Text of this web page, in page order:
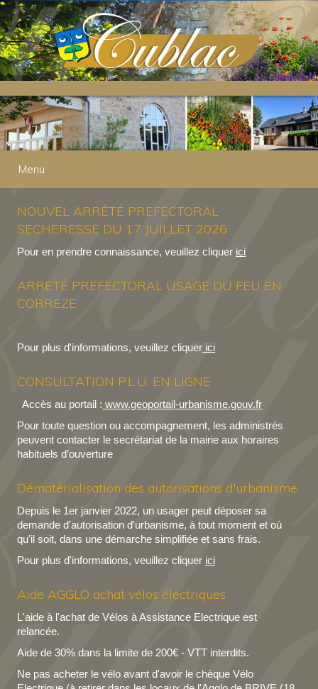
Menu
NOUVEL ARRÊTÉ PREFECTORAL
SECHERESSE DU 17 JUILLET 2026
Pour en prendre connaissance, veuillez cliquer ici
ARRETÉ PREFECTORAL USAGE DU FEU EN
CORREZE
Pour plus d'informations, veuillez cliquer ici
CONSULTATION P.L.U. EN LIGNE
Accès au portail : www.geoportail-urbanisme.gouv.fr
Pour toute question ou accompagnement, les administrés
peuvent contacter le secrétariat de la mairie aux horaires
habituels d’ouverture
Dématérialisation des autorisations d'urbanisme
Depuis le 1er janvier 2022, un usager peut déposer sa
demande d'autorisation d'urbanisme, à tout moment et où
qu'il soit, dans une démarche simplifiée et sans frais.
Pour plus d'informations, veuillez cliquer ici
Aide AGGLO achat vélos électriques
L'aide à l'achat de Vélos à Assistance Electrique est
relancée.
Aide de 30% dans la limite de 200€ - VTT interdits.
Ne pas acheter le vélo avant d'avoir le chèque Vélo